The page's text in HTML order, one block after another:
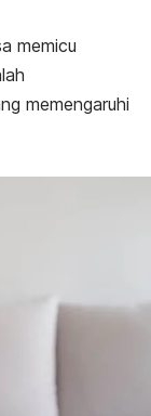
memicu
memengaruhi